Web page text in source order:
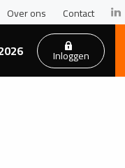
Over ons Contact
Inloggen